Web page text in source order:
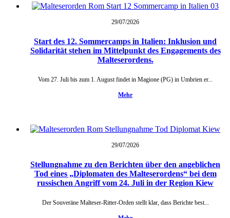
29/07/2026
Start des 12. Sommercamps in Italien: Inklusion und
Solidarität stehen im Mittelpunkt des Engagements des
Malteserordens.
Vom 27. Juli bis zum 1. August findet in Magione (PG) in Umbrien er...
Mehr
29/07/2026
Stellungnahme zu den Berichten über den angeblichen
Tod eines „Diplomaten des Malteserordens“ bei dem
russischen Angriff vom 24. Juli in der Region Kiew
Der Souveräne Malteser-Ritter-Orden stellt klar, dass Berichte best...